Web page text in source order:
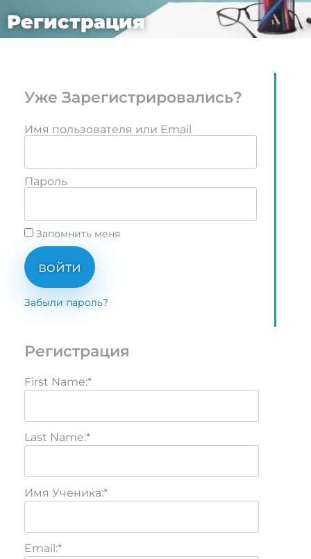
Регистрация
Уже Зарегистрировались?
Имя пользователя или Email
Пароль
Запомнить меня
войти
Забыли пароль?
Регистрация
First Name:*
Last Name:*
Имя Ученика:*
Email:*